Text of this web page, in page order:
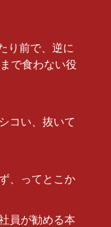
り前で、逆に
で食わない役
コい、抜いて
、ってとこか
員が勧める本